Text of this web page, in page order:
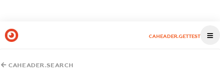
CAHEADER.GETTEST
CAHEADER.SEARCH